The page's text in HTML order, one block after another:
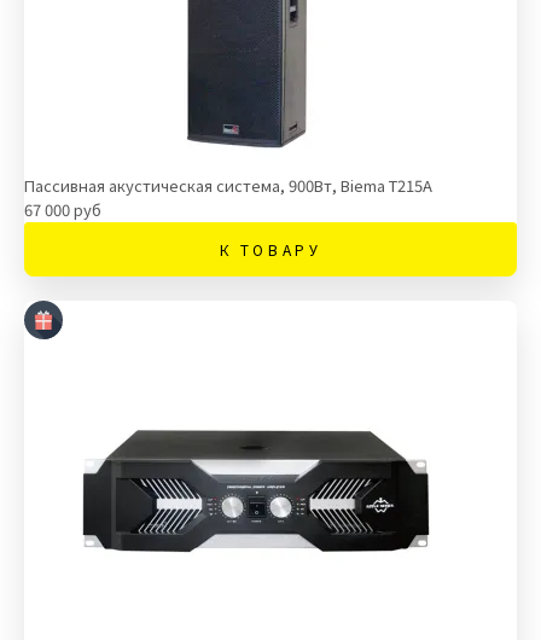
Пассивная акустическая система, 900Вт, Biema T215A
67 000 руб
К ТОВАРУ